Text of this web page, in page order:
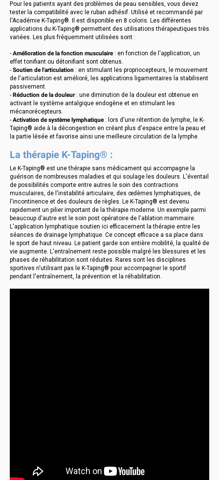
Pour les patients ayant des problèmes de peau sensibles, vous devez
tester la compatibilité avec le ruban adhésif. Utilisé et recommandé par
l'Académie K-Taping®. Il est disponible en 8 coloris. Les différentes
applications du K-Taping® permettent des utilisations thérapeutiques très
variées. Les plus fréquemment utilisées sont :
- Amélioration de la fonction musculaire: en fonction de l'application, un
effet tonifiant ou détonifiant sont obtenus.
- Soutien de l'articulation : en stimulant les propriocepteurs, le mouvement
de l'articulation est amélioré, les applications ligamentaires la stabilisent
passivement.
- Réduction de la douleur: une diminution de la douleur est obtenue en
activant le système antalgique endogène et en stimulant les
mécanorécepteurs.
- Activation de système lymphatique: lors d'une rétention de lymphe, le K-
Taping® aide à la décongestion en créant plus d'espace entre la peau et
la partie lésée et favorise ainsi une meilleure circulation de la lymphe.
La thérapie K-Taping® :
Le K-Taping® est une thérapie sans médicament qui accompagne la
guérison de nombreuses maladies et qui soulage les douleurs. L'éventail
de possibilités comporte entre autres le soin des contractions
musculaires, de l'instabilité articulaire, des œdèmes lymphatiques, de
l'incontinence et des douleurs de règles. Le K-Taping® est devenu
rapidement un pilier important de la thérapie moderne. Un exemple parmi
beaucoup d'autre est le soin post opératoire de l'ablation mammaire.
L'application lymphatique soutien ici efficacement la thérapie entre les
séances de drainage lymphatique. Ce concept efficace a sa place dans
le sport de haut niveau. Le patient garde son entière mobilité, la qualité de
vie augmente. L'entraînement reste possible malgré les blessures et les
phases de réhabilitation sont réduites. Rares sont les disciplines
sportives n'utilisant pas le K-Taping® pour accompagner le sportif
pendant l'entraînement, la prévention et la réhabilitation.